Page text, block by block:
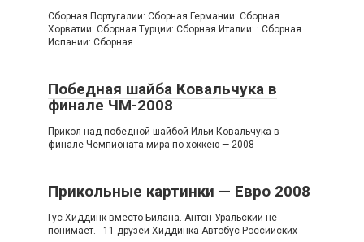
Сборная Португалии: Сборная Германии: Сборная
Хорватии: Сборная Турции: Сборная Италии: : Сборная
Испании: Сборная
Победная шайба Ковальчука в
финале ЧМ-2008
Прикол над победной шайбой Ильи Ковальчука в
финале Чемпионата мира по хоккею — 2008
Прикольные картинки — Евро 2008
Гус Хиддинк вместо Билана. Антон Уральский не
понимает. 11 друзей Хиддинка Автобус Российских